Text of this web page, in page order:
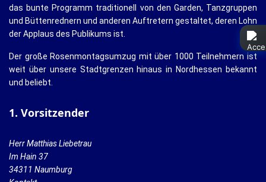
das bunte Programm traditionell von den Garden, Tanzgruppen
und Büttenrednern und anderen Auftretern gestaltet, deren Lohn
der Applaus des Publikums ist.
Der große Rosenmontagsumzug mit über 1000 Teilnehmern ist
weit über unsere Stadtgrenzen hinaus in Nordhessen bekannt
und beliebt.
1. Vorsitzender
Herr Matthias Liebetrau
Im Hain 37
34311 Naumburg